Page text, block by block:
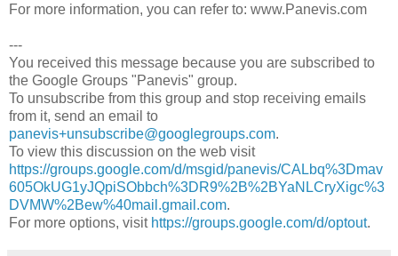
For more information, you can refer to: www.Panevis.com
---
You received this message because you are subscribed to
the Google Groups "Panevis" group.
To unsubscribe from this group and stop receiving emails
from it, send an email to
panevis+unsubscribe@googlegroups.com.
To view this discussion on the web visit
https://groups.google.com/d/msgid/panevis/CALbq%3Dmav
605OkUG1yJQpiSObbch%3DR9%2B%2BYaNLCryXigc%3
DVMW%2Bew%40mail.gmail.com.
For more options, visit https://groups.google.com/d/optout.